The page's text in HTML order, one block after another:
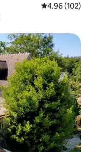
औसत रेटिंग 5 में से
4.96 (102)